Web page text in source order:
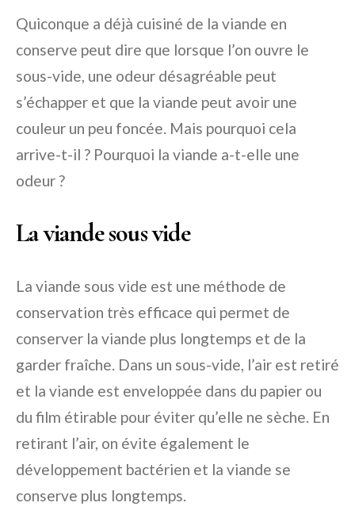
Quiconque a déjà cuisiné de la viande en
conserve peut dire que lorsque l’on ouvre le
sous-vide, une odeur désagréable peut
s’échapper et que la viande peut avoir une
couleur un peu foncée. Mais pourquoi cela
arrive-t-il ? Pourquoi la viande a-t-elle une
odeur ?
La viande sous vide
La viande sous vide est une méthode de
conservation très efficace qui permet de
conserver la viande plus longtemps et de la
garder fraîche. Dans un sous-vide, l’air est retiré
et la viande est enveloppée dans du papier ou
du film étirable pour éviter qu’elle ne sèche. En
retirant l’air, on évite également le
développement bactérien et la viande se
conserve plus longtemps.